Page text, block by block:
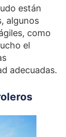
están
algunos
como
el
adecuadas.